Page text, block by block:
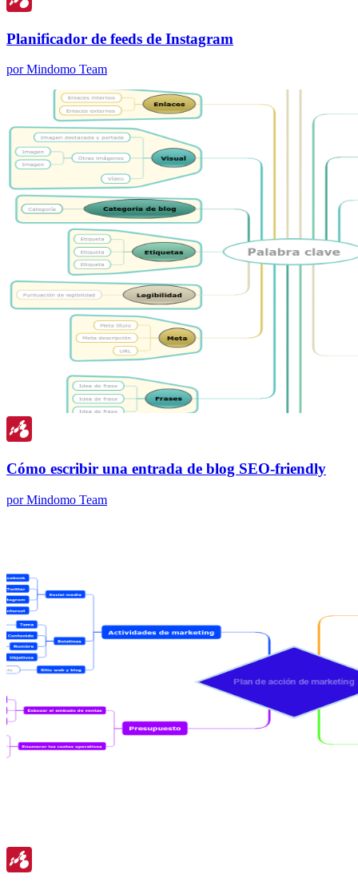
Planificador de feeds de Instagram
por Mindomo Team
Cómo escribir una entrada de blog SEO-friendly
por Mindomo Team